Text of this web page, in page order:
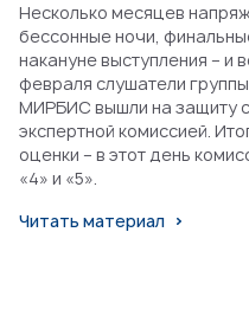
Несколько месяцев
бессонные ночи,
накануне выступления – и
февраля слушатели
МИРБИС вышли на защиту
экспертной комиссией.
оценки – в этот день
«4» и «5».
Читать материал